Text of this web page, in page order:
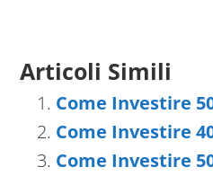
Articoli Simili
Come Investire
Come Investire
Come Investire